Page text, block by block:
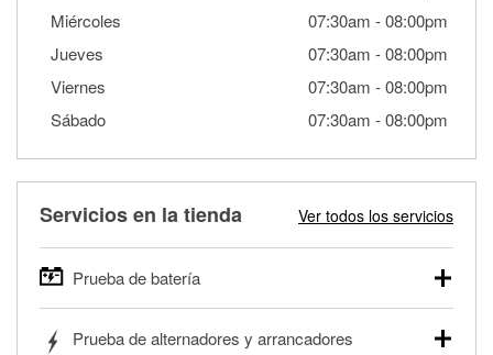
Miércoles
07:30am -08:00pm
Jueves
07:30am -08:00pm
Viernes
07:30am -08:00pm
Sábado
07:30am -08:00pm
Servicios en la tienda Ver todos los servicios
Prueba de batería
autos, camionetas, SUVs, vehículos comerciales y
Prueba de alternadores y arrancadores